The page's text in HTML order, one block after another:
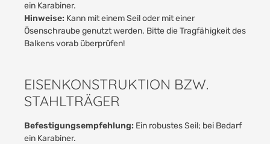
ein Karabiner.
Hinweise: Kann mit einem Seil oder mit einer
Ösenschraube genutzt werden. Bitte die Tragfähigkeit des
Balkens vorab überprüfen!
EISENKONSTRUKTION BZW.
STAHLTRÄGER
Befestigungsempfehlung: Ein robustes Seil; bei Bedarf
ein Karabiner.